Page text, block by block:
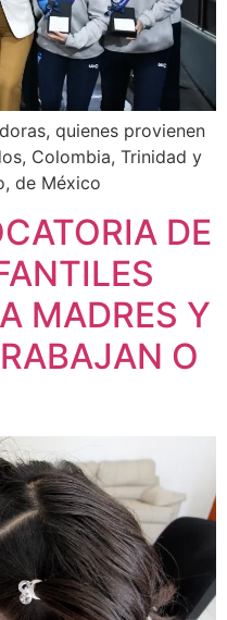
quienes provienen
Colombia, Trinidad y
de México
DE
MADRES Y
O